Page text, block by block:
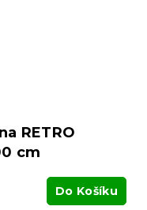
RETRO
cm
Do Košíku